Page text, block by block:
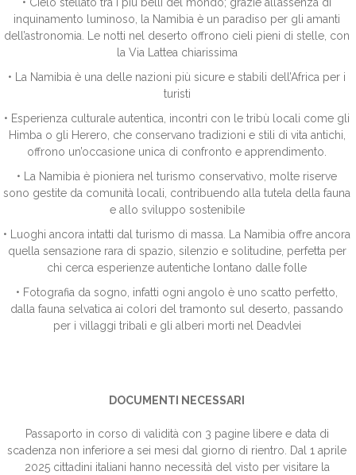
• Cielo stellato tra i più belli del mondo; grazie all’assenza di
inquinamento luminoso, la Namibia è un paradiso per gli amanti
dell’astronomia. Le notti nel deserto offrono cieli pieni di stelle, con
la Via Lattea chiarissima
• La Namibia è una delle nazioni più sicure e stabili dell’Africa per i
turisti
• Esperienza culturale autentica, incontri con le tribù locali come gli
Himba o gli Herero, che conservano tradizioni e stili di vita antichi,
offrono un’occasione unica di confronto e apprendimento.
• La Namibia è pioniera nel turismo conservativo, molte riserve
sono gestite da comunità locali, contribuendo alla tutela della fauna
e allo sviluppo sostenibile
• Luoghi ancora intatti dal turismo di massa. La Namibia offre ancora
quella sensazione rara di spazio, silenzio e solitudine, perfetta per
chi cerca esperienze autentiche lontano dalle folle
• Fotografia da sogno, infatti ogni angolo è uno scatto perfetto,
dalla fauna selvatica ai colori del tramonto sul deserto, passando
per i villaggi tribali e gli alberi morti nel Deadvlei
DOCUMENTI NECESSARI
Passaporto in corso di validità con 3 pagine libere e data di
scadenza non inferiore a sei mesi dal giorno di rientro. Dal 1 aprile
2025 cittadini italiani hanno necessità del visto per visitare la